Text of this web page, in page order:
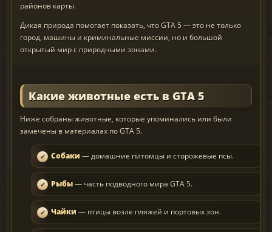
районов карты.
Дикая природа помогает показать, что GTA 5 — это не только
город, машины и криминальные миссии, но и большой
открытый мир с природными зонами.
Какие животные есть в GTA 5
Ниже собраны животные, которые упоминались или были
замечены в материалах по GTA 5.
Собаки — домашние питомцы и сторожевые псы.
Рыбы— часть подводного мира GTA 5.
Чайки — птицы возле пляжей и портовых зон.